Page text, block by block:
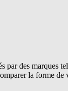
des
la forme